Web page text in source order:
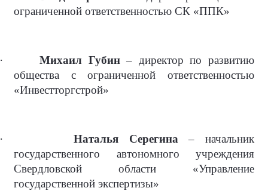
ограниченной ответственностью СК «ППК»
· Михаил Губин– директор по развитию
общества с ограниченной ответственностью
«Инвестторгстрой»
· Наталья Серегина – начальник
государственного автономного учреждения
Свердловской области «Управление
государственной экспертизы»